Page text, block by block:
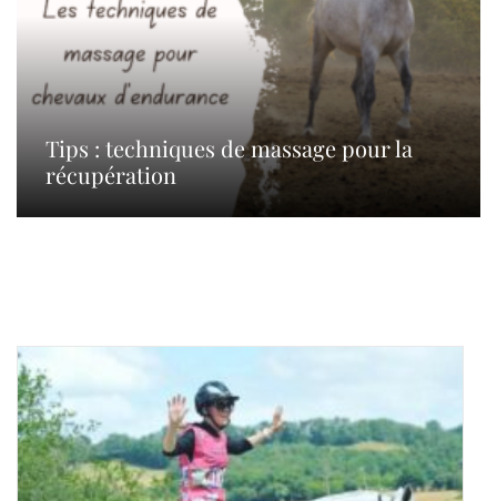
Tips : techniques de massage pour la
récupération